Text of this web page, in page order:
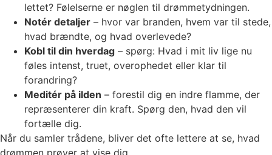
lettet? Følelserne er nøglen til drømmetydningen.
Notér detaljer – hvor var branden, hvem var til stede,
hvad brændte, og hvad overlevede?
Kobl til din hverdag – spørg: Hvad i mit liv lige nu
føles intenst, truet, overophedet eller klar til
forandring?
Meditér på ilden – forestil dig en indre flamme, der
repræsenterer din kraft. Spørg den, hvad den vil
fortælle dig.
Når du samler trådene, bliver det ofte lettere at se, hvad
drømmen prøver at vise dig.